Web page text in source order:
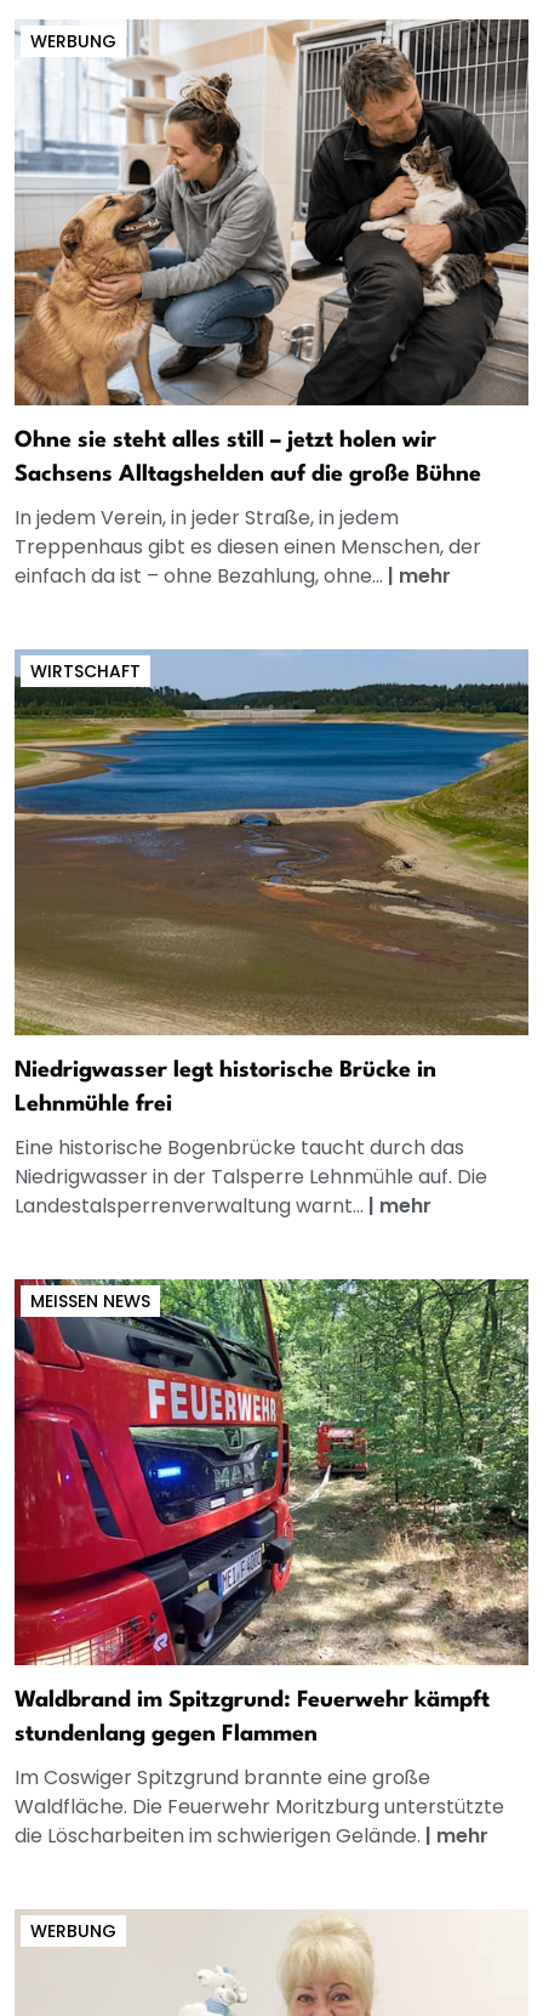
WERBUNG
Ohne sie steht alles still – jetzt holen wir
Sachsens Alltagshelden auf die große Bühne
In jedem Verein, in jeder Straße, in jedem
Treppenhaus gibt es diesen einen Menschen, der
einfach da ist – ohne Bezahlung, ohne... | mehr
WIRTSCHAFT
Niedrigwasser legt historische Brücke in
Lehnmühle frei
Eine historische Bogenbrücke taucht durch das
Niedrigwasser in der Talsperre Lehnmühle auf. Die
Landestalsperrenverwaltung warnt... | mehr
MEISSEN NEWS
Waldbrand im Spitzgrund: Feuerwehr kämpft
stundenlang gegen Flammen
Im Coswiger Spitzgrund brannte eine große
Waldfläche. Die Feuerwehr Moritzburg unterstützte
die Löscharbeiten im schwierigen Gelände. | mehr
WERBUNG